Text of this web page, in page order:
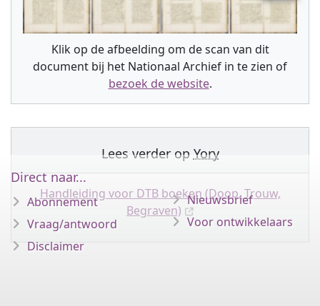
Klik op de afbeelding om de scan van dit
document bij het Nationaal Archief in te zien of
bezoek de website.
Lees verder op Yory
Handleiding voor DTB boeken (Doop, Trouw,
Begraven)
Direct naar...
Abonnement
Vraag/antwoord
Disclaimer
Nieuwsbrief
Voor ontwikkelaars